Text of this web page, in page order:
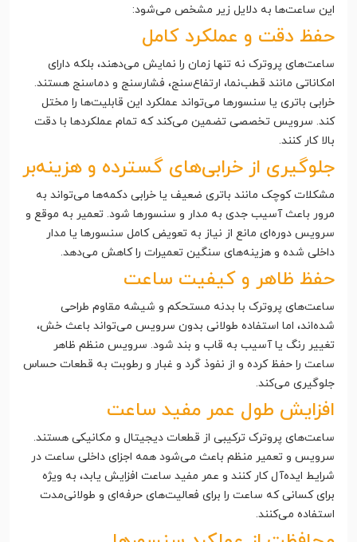
این ساعت‌ها به دلایل زیر مشخص می‌شود:
حفظ دقت و عملکرد کامل
ساعت‌های پروترک نه تنها زمان را نمایش می‌دهند، بلکه دارای
امکاناتی مانند قطب‌نما، ارتفاع‌سنج، فشارسنج و دماسنج هستند.
خرابی باتری یا سنسورها می‌تواند عملکرد این قابلیت‌ها را مختل
کند. سرویس تخصصی تضمین می‌کند که تمام عملکردها با دقت
بالا کار کنند.
جلوگیری از خرابی‌های گسترده و هزینه‌بر
مشکلات کوچک مانند باتری ضعیف یا خرابی دکمه‌ها می‌تواند به
مرور باعث آسیب جدی به مدار و سنسورها شود. تعمیر به موقع و
سرویس دوره‌ای مانع از نیاز به تعویض کامل سنسورها یا مدار
داخلی شده و هزینه‌های سنگین تعمیرات را کاهش می‌دهد.
حفظ ظاهر و کیفیت ساعت
ساعت‌های پروترک با بدنه مستحکم و شیشه مقاوم طراحی
شده‌اند، اما استفاده طولانی بدون سرویس می‌تواند باعث خش،
تغییر رنگ یا آسیب به قاب و بند شود. سرویس منظم ظاهر
ساعت را حفظ کرده و از نفوذ گرد و غبار و رطوبت به قطعات حساس
جلوگیری می‌کند.
افزایش طول عمر مفید ساعت
ساعت‌های پروترک ترکیبی از قطعات دیجیتال و مکانیکی هستند.
سرویس و تعمیر منظم باعث می‌شود همه اجزای داخلی ساعت در
شرایط ایده‌آل کار کنند و عمر مفید ساعت افزایش یابد، به ویژه
برای کسانی که ساعت را برای فعالیت‌های حرفه‌ای و طولانی‌مدت
استفاده می‌کنند.